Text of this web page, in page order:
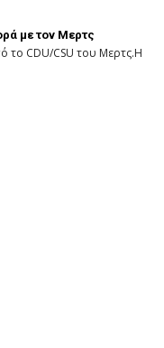
με τον Μερτς
το CDU/CSU του Μερτς.Η